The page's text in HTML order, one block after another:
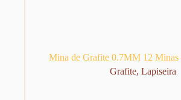
Mina de Grafite 0.7MM 12 Minas
Grafite,Lapiseira